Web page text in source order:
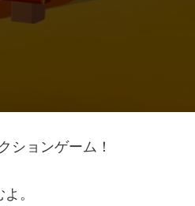
ションゲーム！
。